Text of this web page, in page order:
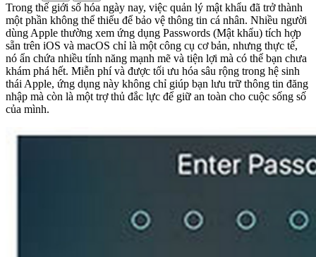
Trong thế giới số hóa ngày nay, việc quản lý mật khẩu đã trở thành
một phần không thể thiếu để bảo vệ thông tin cá nhân. Nhiều người
dùng Apple thường xem ứng dụng Passwords (Mật khẩu) tích hợp
sẵn trên iOS và macOS chỉ là một công cụ cơ bản, nhưng thực tế,
nó ẩn chứa nhiều tính năng mạnh mẽ và tiện lợi mà có thể bạn chưa
khám phá hết. Miễn phí và được tối ưu hóa sâu rộng trong hệ sinh
thái Apple, ứng dụng này không chỉ giúp bạn lưu trữ thông tin đăng
nhập mà còn là một trợ thủ đắc lực để giữ an toàn cho cuộc sống số
của mình.